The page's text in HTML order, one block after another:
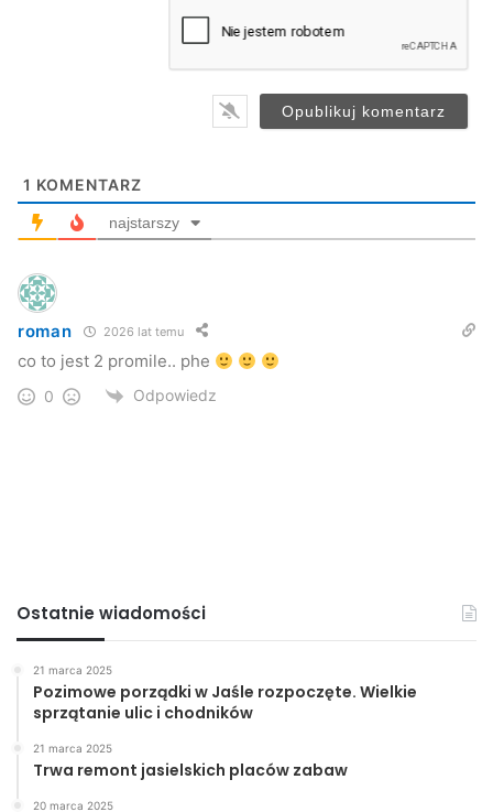
1 KOMENTARZ
najstarszy
roman 2026 lat temu
co to jest 2 promile.. phe
0 Odpowiedz
Ostatnie wiadomości
21 marca 2025
Pozimowe porządki w Jaśle rozpoczęte. Wielkie
sprzątanie ulic i chodników
21 marca 2025
Trwa remont jasielskich placów zabaw
20 marca 2025